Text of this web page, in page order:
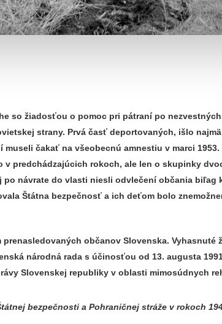
so žiadosťou o pomoc pri pátraní po
strany. Prvá časť deportovaných, išlo
čakať na všeobecnú amnestiu v marci 1953.
predchádzajúcich rokoch, ale len o skupinky
návrate do vlasti niesli odvlečení občania biľag
Štátna bezpečnosť a ich deťom bolo
občanov Slovenska. Vyhasnuté
národná rada s účinosťou od 13. augusta
Slovenskej republiky v oblasti mimosúdnych
bezpečnosti a Pohraničnej stráže v rokoch